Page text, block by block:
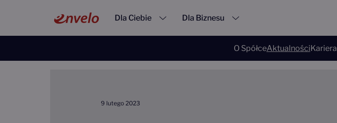
Dla Ciebie Dla Biznesu
O SpółceAktualnościKariera
9 lutego 2023